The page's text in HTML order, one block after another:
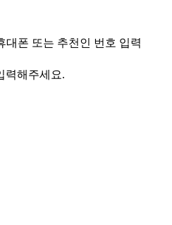
대폰 또는 추천인 번호 입력
력해주세요.